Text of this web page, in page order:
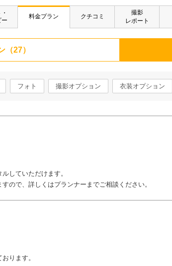
ー
料金プラン クチコミ
撮影
レポート
（27）
フォト 撮影オプション 衣装オプション
していただけます。
ので、詳しくはプランナーまでご相談ください。
ります。